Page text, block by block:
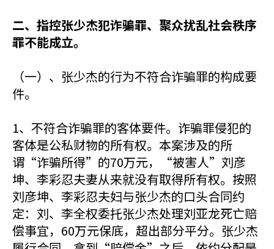
二、指控张少杰犯诈骗罪、聚众扰乱社会秩序
罪不能成立。
（一）、张少杰的行为不符合诈骗罪的构成要
件。
1、不符合诈骗罪的客体要件。诈骗罪侵犯的
客体是公私财物的所有权。本案涉及的所
谓“诈骗所得”的70万元，“被害人”刘彦
坤、李彩忍夫妻从来就没有取得所有权。按照
刘彦坤、李彩忍夫妇与张少杰的口头合同约
定：刘、李全权委托张少杰处理刘亚龙死亡赔
偿事宜，60万元保底，超出部分平分。张少杰